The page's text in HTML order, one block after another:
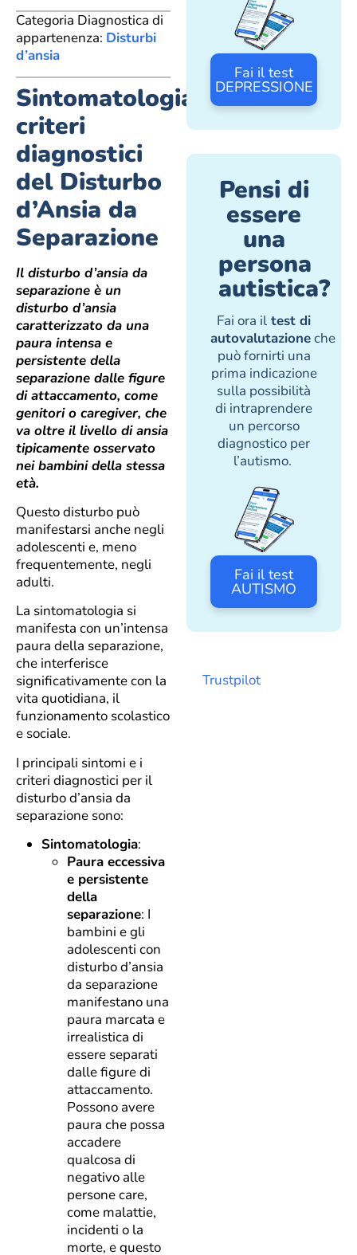
Categoria Diagnostica di
appartenenza: Disturbi
d’ansia
Sintomatologia:
criteri
diagnostici
del Disturbo
d’Ansia da
Separazione
Il disturbo d’ansia da
separazione è un
disturbo d’ansia
caratterizzato da una
paura intensa e
persistente della
separazione dalle figure
di attaccamento, come
genitori o caregiver, che
va oltre il livello di ansia
tipicamente osservato
nei bambini della stessa
età.
Questo disturbo può
manifestarsi anche negli
adolescenti e, meno
frequentemente, negli
adulti.
La sintomatologia si
manifesta con un’intensa
paura della separazione,
che interferisce
significativamente con la
vita quotidiana, il
funzionamento scolastico
e sociale.
I principali sintomi e i
criteri diagnostici per il
disturbo d’ansia da
separazione sono:
Sintomatologia:
Paura eccessiva
e persistente
della
separazione: I
bambini e gli
adolescenti con
disturbo d’ansia
da separazione
manifestano una
paura marcata e
irrealistica di
essere separati
dalle figure di
attaccamento.
Possono avere
paura che possa
accadere
qualcosa di
negativo alle
persone care,
come malattie,
incidenti o la
morte, e questo
Fai il test
DEPRESSIONE
Pensi di
essere
una
persona
autistica?
Fai ora il test di
autovalutazioneche
può fornirti una
prima indicazione
sulla possibilità
di intraprendere
un percorso
diagnostico per
l’autismo.
Fai il test
AUTISMO
Trustpilot